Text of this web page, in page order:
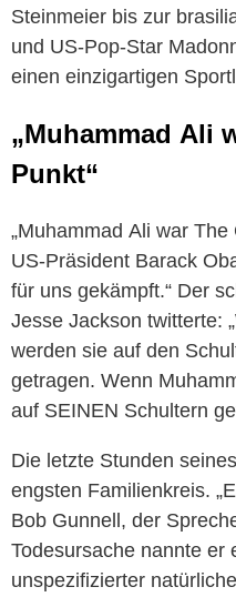
Steinmeier bis zur
und US-Pop-Star
einen einzigartigen
„Muhammad Ali
Punkt“
„Muhammad Ali war The
US-Präsident Barack
für uns gekämpft.“ Der
Jesse Jackson twitterte:
werden sie auf den
getragen. Wenn
auf SEINEN Schultern
Die letzte Stunden
engsten Familienkreis.
Bob Gunnell, der
Todesursache nannte er
unspezifizierter